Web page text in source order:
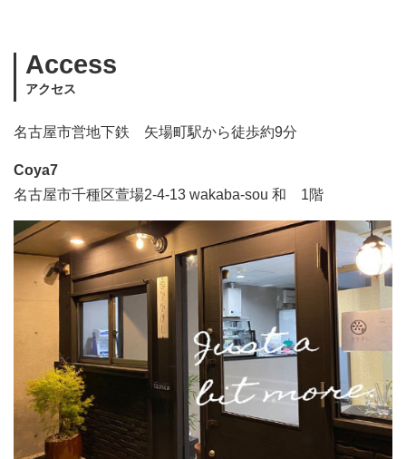
Access
アクセス
名古屋市営地下鉄 矢場町駅から徒歩約9分
Coya7
名古屋市千種区萱場2-4-13 wakaba-sou 和 1階